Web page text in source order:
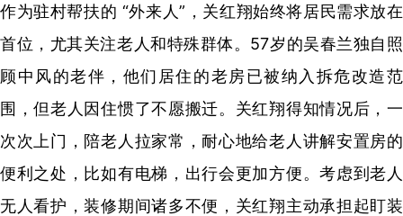
作为驻村帮扶的 “外来人”，关红翔始终将居民需求放在
首位，尤其关注老人和特殊群体。57岁的吴春兰独自照
顾中风的老伴，他们居住的老房已被纳入拆危改造范
围，但老人因住惯了不愿搬迁。关红翔得知情况后，一
次次上门，陪老人拉家常，耐心地给老人讲解安置房的
便利之处，比如有电梯，出行会更加方便。考虑到老人
无人看护，装修期间诸多不便，关红翔主动承担起盯装